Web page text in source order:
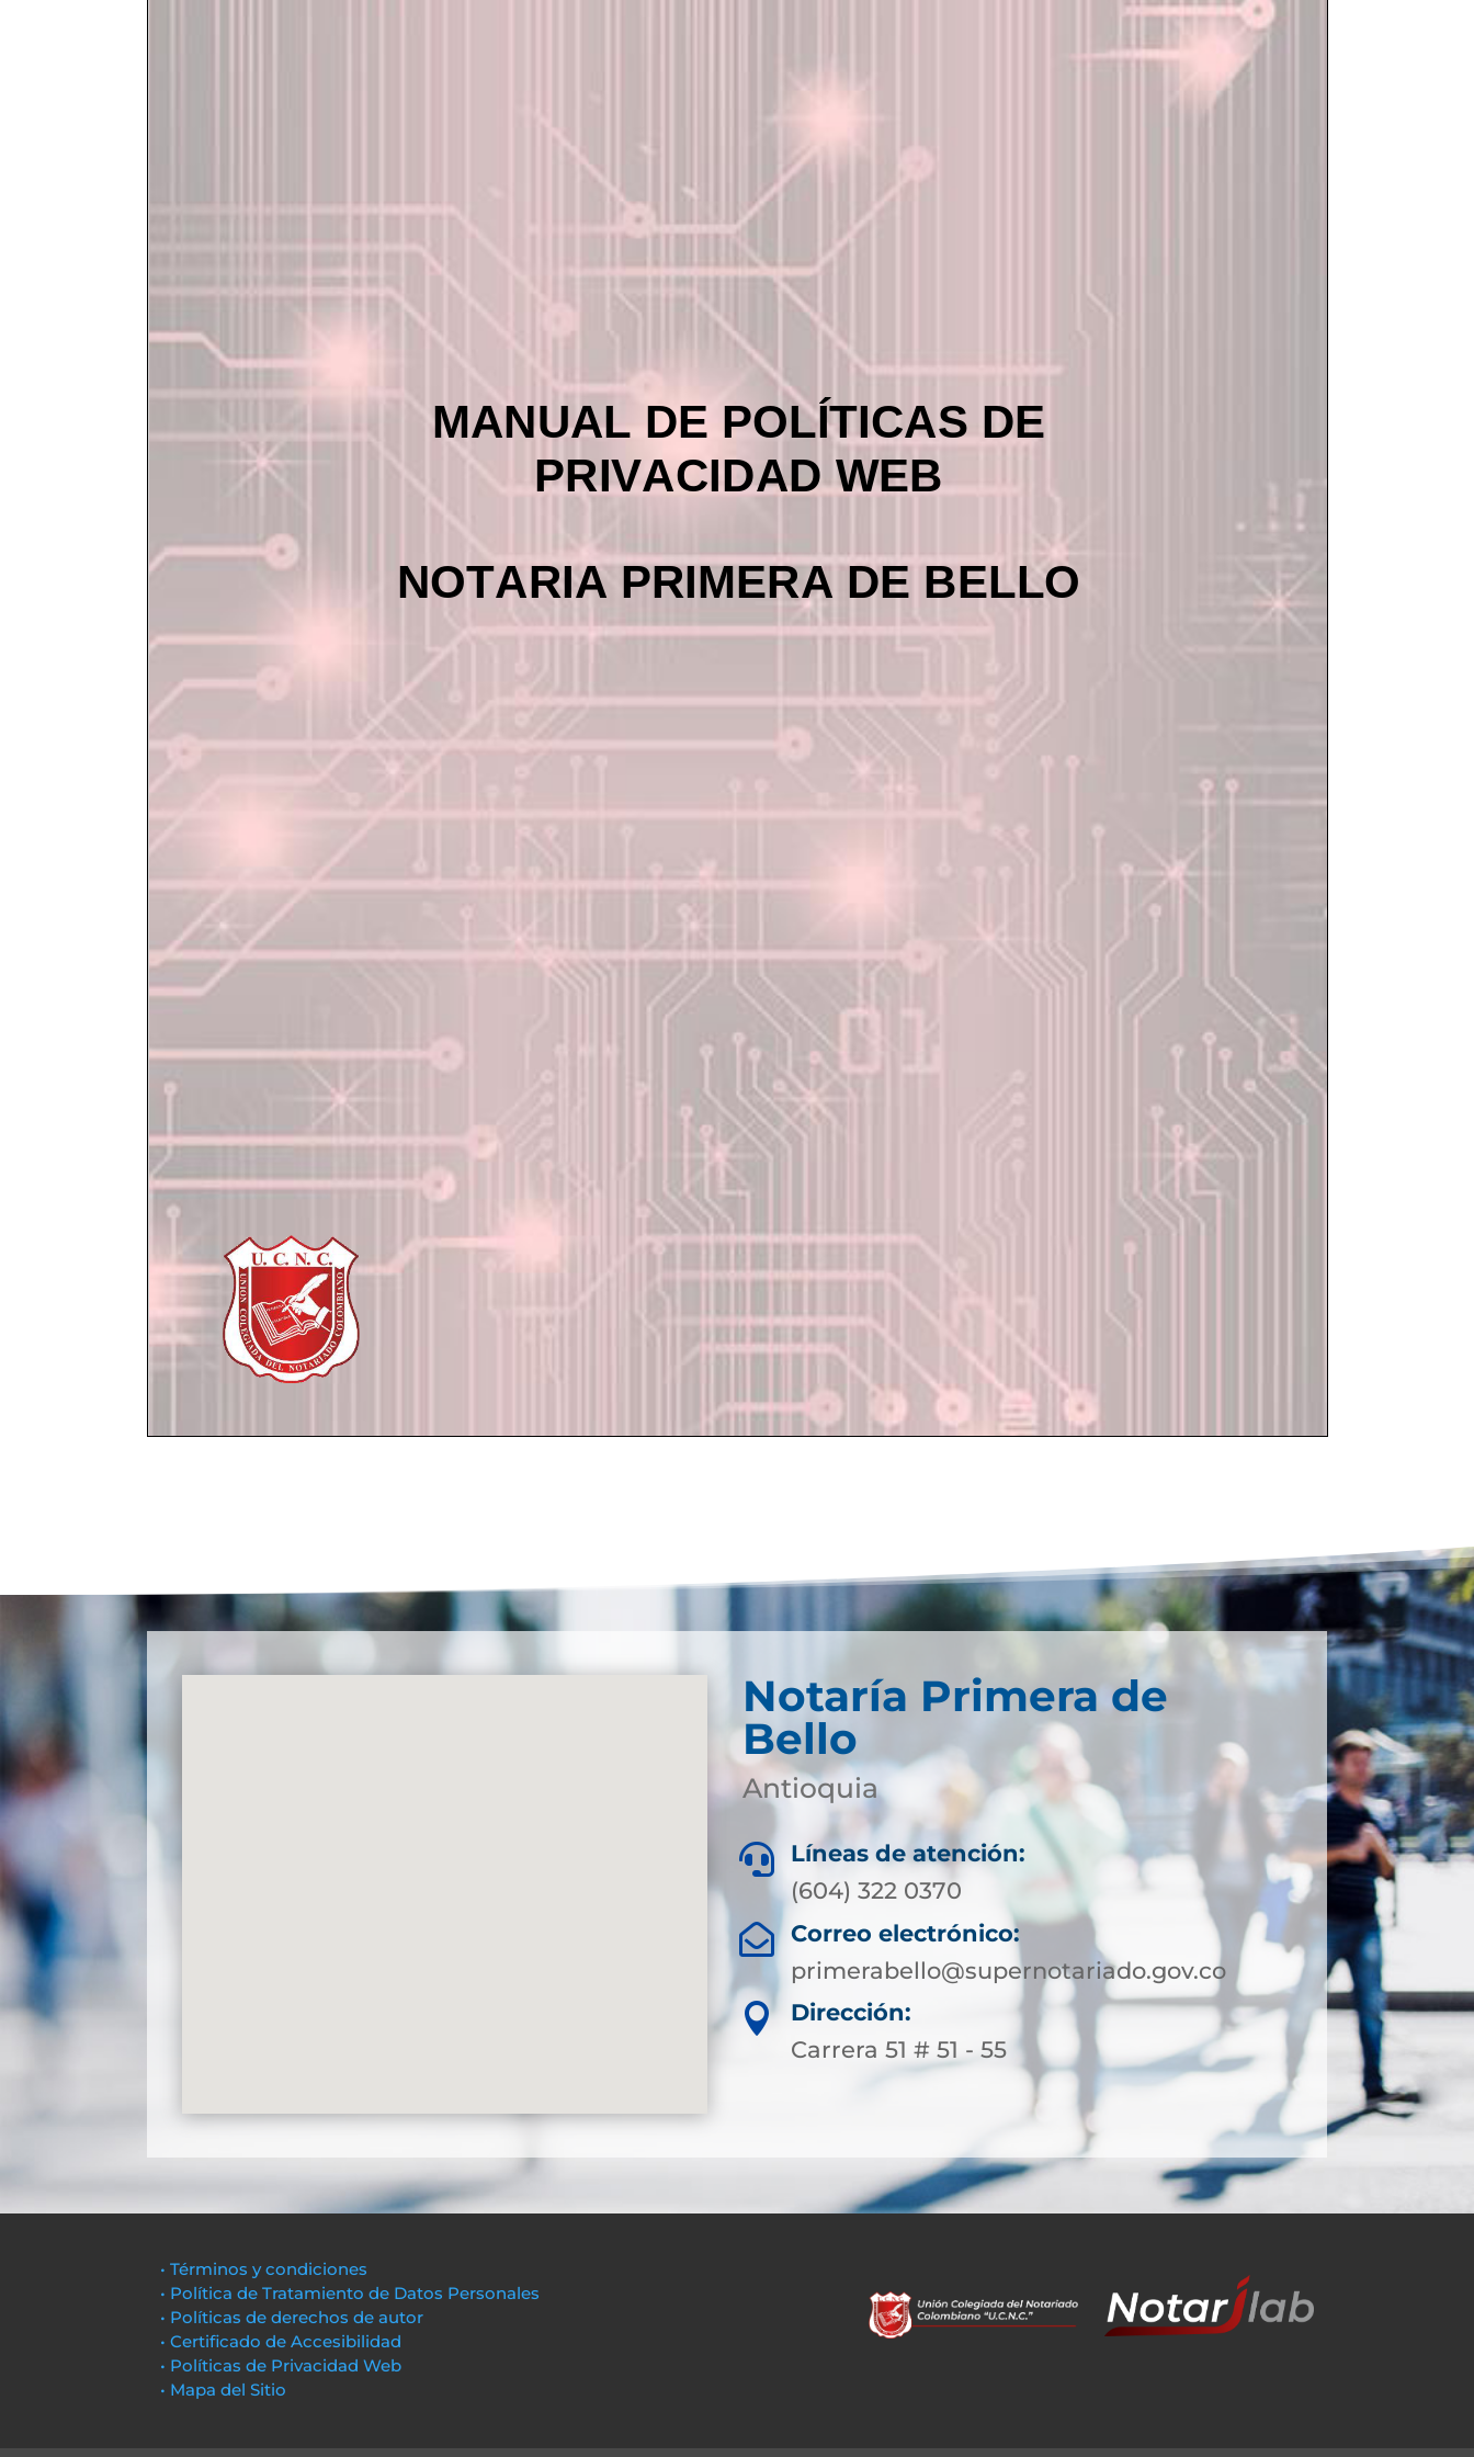
Notaría Primera de
Bello
Antioquia

Líneas de atención:
(604) 322 0370

Correo electrónico:
primerabello@supernotariado.gov.co

Dirección:
Carrera 51 # 51 - 55
• Términos y condiciones
• Política de Tratamiento de Datos Personales
• Políticas de derechos de autor
• Certificado de Accesibilidad
• Políticas de Privacidad Web
• Mapa del Sitio